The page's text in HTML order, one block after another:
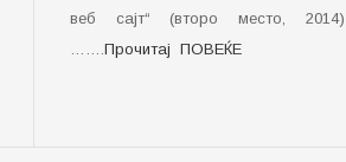
веб сајт“ (второ место, 2014)
…….Прочитај ПОВЕЌЕ